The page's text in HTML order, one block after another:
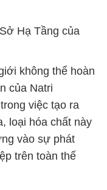
Hạ Tầng của
không thể hoàn
của Natri
việc tạo ra
loại hóa chất này
vào sự phát
trên toàn thế